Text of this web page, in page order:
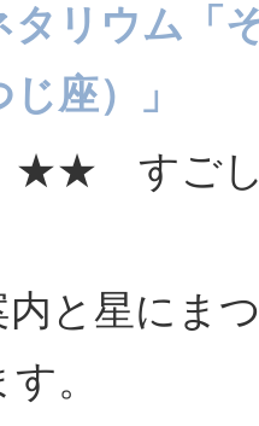
タリウム
座）」
★★ すごし
内と星にま
。